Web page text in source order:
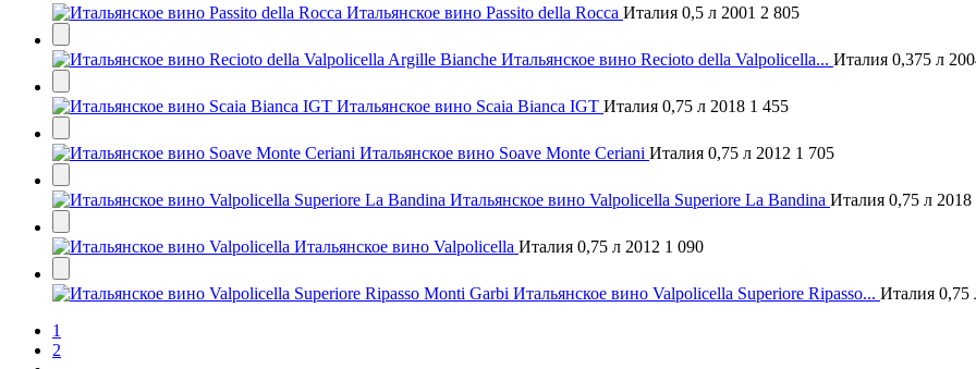
Итальянское вино Passito della Rocca Италия 0,5 л 2001 2 805
Итальянское вино Recioto della Valpolicella... Италия 0,375 л
Итальянское вино Scaia Bianca IGT Италия 0,75 л 2018 1 455
Итальянское вино Soave Monte Ceriani Италия 0,75 л 2012 1 705
Итальянское вино Valpolicella Superiore La Bandina Италия 0,75 л 2018
Итальянское вино Valpolicella Италия 0,75 л 2012 1 090
Итальянское вино Valpolicella Superiore Ripasso... Италия 0,75
1
2